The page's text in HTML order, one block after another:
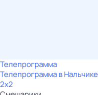
Телепрограмма
Телепрограмма в Нальчике
2x2